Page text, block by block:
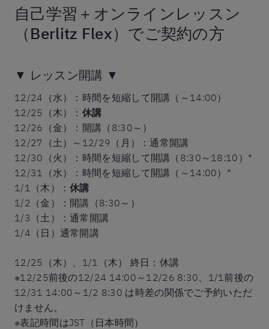
自己学習＋オンラインレッスン
（Berlitz Flex）でご契約の方
▼ レッスン開講 ▼
12/24（水）：時間を短縮して開講（～14:00）
12/25（木）： 休講
12/26（金）：開講（8:30～）
12/27（土）～12/29（月）：通常開講
12/30（火）：時間を短縮して開講（8:30～18:10）*
12/31（水）：時間を短縮して開講（～14:00）*
1/1（木）：休講
1/2（金）：開講（8:30～）
1/3（土）：通常開講
1/4（日）通常開講
12/25（木）、1/1（木） 終日：休講
※12/25前後の12/24 14:00～12/26 8:30、1/1前後の
12/31 14:00～1/2 8:30 は時差の関係でご予約いただ
けません。
※表記時間はJST（日本時間）